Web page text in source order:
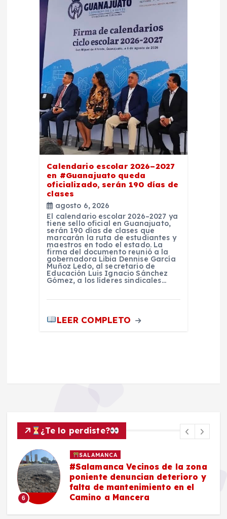
Calendario escolar 2026–2027
en #Guanajuato queda
oficializado, serán 190 días de
clases
agosto 6, 2026
El calendario escolar 2026–2027 ya
tiene sello oficial en Guanajuato,
serán 190 días de clases que
marcarán la ruta de estudiantes y
maestros en todo el estado. La
firma del documento reunió a la
gobernadora Libia Dennise García
Muñoz Ledo, al secretario de
Educación Luis Ignacio Sánchez
Gómez, a los líderes sindicales…
LEER COMPLETO
¿Te lo perdiste?
6
SALAMANCA
#Salamanca Vecinos de la zona
poniente denuncian deterioro y
falta de mantenimiento en el
Camino a Mancera